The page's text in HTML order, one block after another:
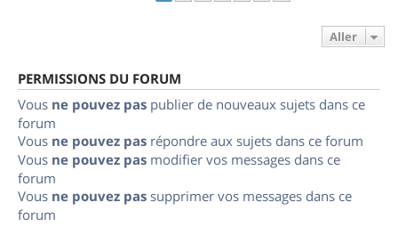
Aller
PERMISSIONS DU FORUM
Vous ne pouvez pas publier de nouveaux sujets dans ce
forum
Vous ne pouvez pas répondre aux sujets dans ce forum
Vous ne pouvez pas modifier vos messages dans ce
forum
Vous ne pouvez pas supprimer vos messages dans ce
forum